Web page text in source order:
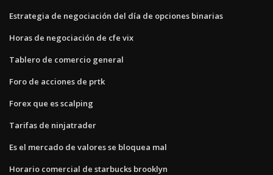
Estrategia de negociación del día de opciones binarias
Horas de negociación de cfe vix
Tablero de comercio general
Foro de acciones de prtk
Forex que es scalping
Tarifas de ninjatrader
Es el mercado de valores se bloquea mal
Horario comercial de starbucks brooklyn